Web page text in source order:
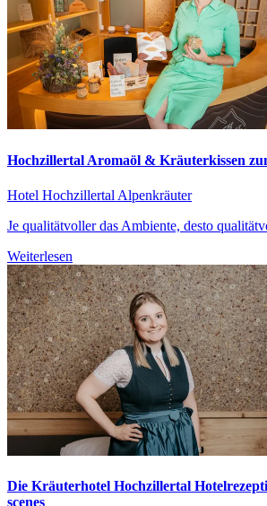
Hochzillertal Aromaöl & Kräuterkissen
Hotel Hochzillertal Alpenkräuter
Je qualitätvoller das Ambiente, desto
Weiterlesen
Die Kräuterhotel Hochzillertal
scenes